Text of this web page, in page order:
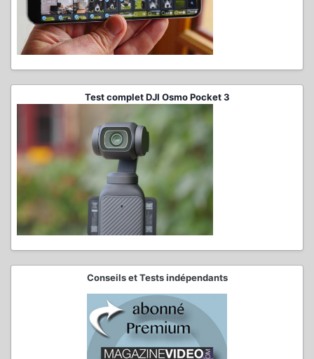
Test complet DJI Osmo Pocket 3
Conseils et Tests indépendants